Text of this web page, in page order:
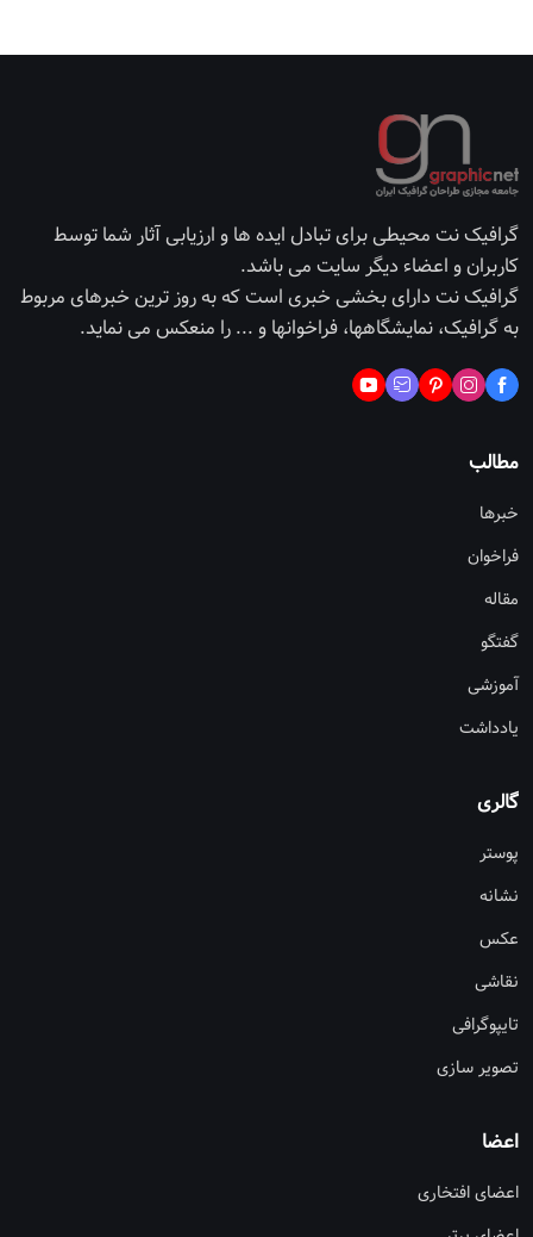
گرافیک نت محیطی برای تبادل ایده ها و ارزیابی آثار شما توسط
کاربران و اعضاء دیگر سایت می باشد.
گرافیک نت دارای بخشی خبری است که به روز ترین خبرهای مربوط
به گرافیک، نمایشگاهها، فراخوانها و ... را منعکس می نماید.
مطالب
خبرها
فراخوان
مقاله
گفتگو
آموزشی
یادداشت
گالری
پوستر
نشانه
عکس
نقاشی
تایپوگرافی
تصویر سازی
اعضا
اعضای افتخاری